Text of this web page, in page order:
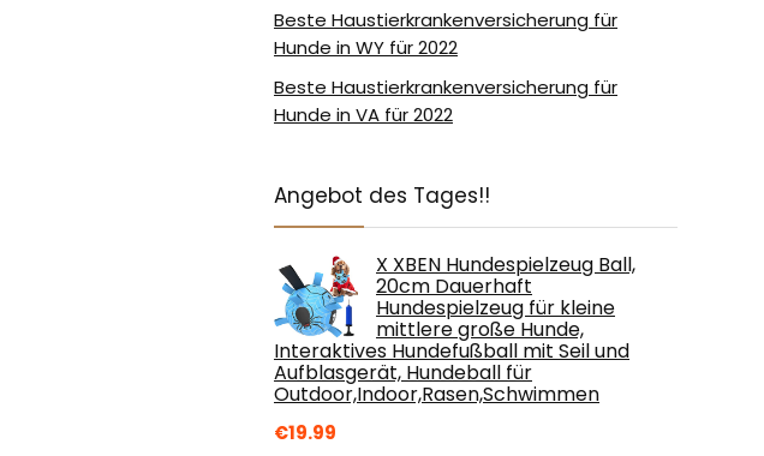
Beste Haustierkrankenversicherung für
Hunde in WY für 2022
Beste Haustierkrankenversicherung für
Hunde in VA für 2022
Angebot des Tages!!
X XBEN Hundespielzeug Ball,
20cm Dauerhaft
Hundespielzeug für kleine
mittlere große Hunde,
Interaktives Hundefußball mit Seil und
Aufblasgerät, Hundeball für
Outdoor,Indoor,Rasen,Schwimmen
€19.99